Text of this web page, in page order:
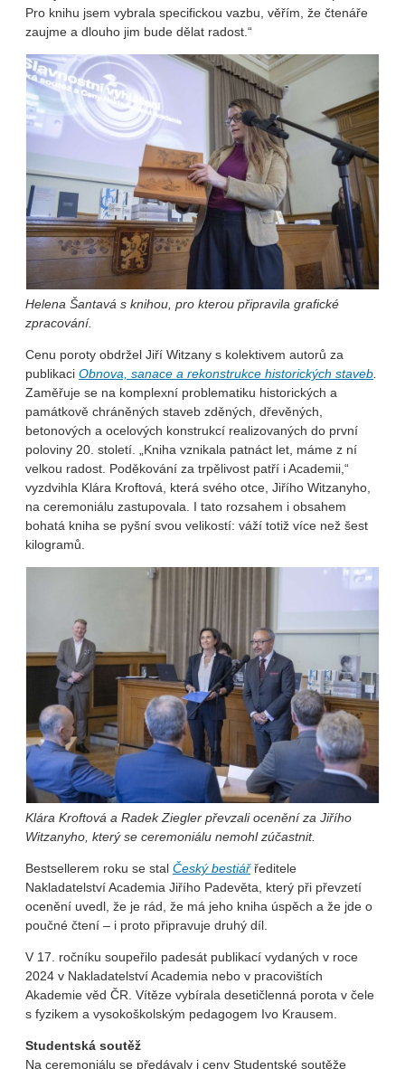
Pro knihu jsem vybrala specifickou vazbu, věřím, že čtenáře
zaujme a dlouho jim bude dělat radost.“
Helena Šantavá s knihou, pro kterou připravila grafické
zpracování.
Cenu poroty obdržel Jiří Witzany s kolektivem autorů za
publikaci Obnova, sanace a rekonstrukce historických staveb.
Zaměřuje se na komplexní problematiku historických a
památkově chráněných staveb zděných, dřevěných,
betonových a ocelových konstrukcí realizovaných do první
poloviny 20. století. „Kniha vznikala patnáct let, máme z ní
velkou radost. Poděkování za trpělivost patří i Academii,“
vyzdvihla Klára Kroftová, která svého otce, Jiřího Witzanyho,
na ceremoniálu zastupovala. I tato rozsahem i obsahem
bohatá kniha se pyšní svou velikostí: váží totiž více než šest
kilogramů.
Klára Kroftová a Radek Ziegler převzali ocenění za Jiřího
Witzanyho, který se ceremoniálu nemohl zúčastnit.
Bestsellerem roku se stal Český bestiářředitele
Nakladatelství Academia Jiřího Padevěta, který při převzetí
ocenění uvedl, že je rád, že má jeho kniha úspěch a že jde o
poučné čtení – i proto připravuje druhý díl.
V 17. ročníku soupeřilo padesát publikací vydaných v roce
2024 v Nakladatelství Academia nebo v pracovištích
Akademie věd ČR. Vítěze vybírala desetičlenná porota v čele
s fyzikem a vysokoškolským pedagogem Ivo Krausem.
Studentská soutěž
Na ceremoniálu se předávaly i ceny Studentské soutěže